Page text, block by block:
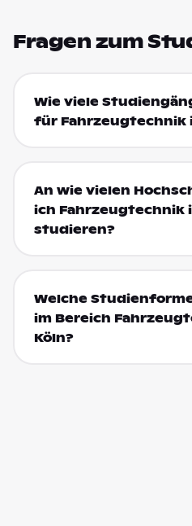
Fragen zum
Wie viele
für Fahrzeugtechnik
An wie vielen
ich Fahrzeugtechnik
studieren?
Welche
im Bereich
Köln?